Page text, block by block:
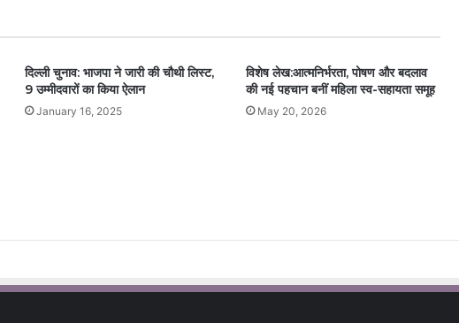
दिल्ली चुनाव: भाजपा ने जारी की चौथी लिस्ट,
9 उम्मीदवारों का किया ऐलान
January 16, 2025
विशेष लेख:आत्मनिर्भरता, पोषण और बदलाव
की नई पहचान बनीं महिला स्व-सहायता समूह
May 20, 2026